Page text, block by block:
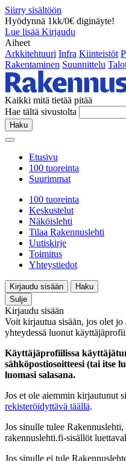
Siirry sisältöön
Hyödynnä 1kk/0€ diginäyte!
Lue lisää Kirjaudu
Aiheet
Arkkitehtuuri Infra Kiinteistöt
Rakentaminen Suunnittelu
Kaikki mitä tietää pitää
Hae tältä sivustolta
Haku
Etusivu
100 tuoreinta
Suurimmat
100 tuoreinta
Keskustelut
Näköislehti
Tilaa Rakennuslehti
Uutiskirje
Toimitus
Yhteystiedot
Kirjaudu sisään
Haku
Sulje
Kirjaudu sisään
Voit kirjautua sisään, jos olet
yhteydessä luonut
Käyttäjäprofiilissa
sähköpostiosoitteesi (tai itse
luomasi salasana.
Jos et ole aiemmin kirjautunut
rekisteröidyttävä täällä.
Jos sinulle tulee
rakennuslehti.fi-sisällöt
Jos sinulle ei tule